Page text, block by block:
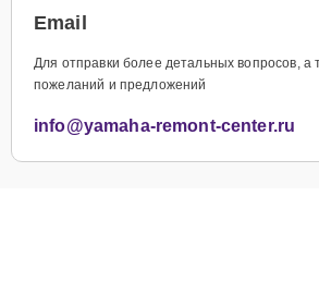
Email
Для отправки более детальных вопросов, а
пожеланий и предложений
info@yamaha-remont-center.ru